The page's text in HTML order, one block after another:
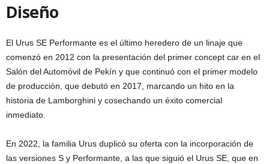
Diseño
El Urus SE Performante es el último heredero de un linaje que
comenzó en 2012 con la presentación del primer concept car en el
Salón del Automóvil de Pekín y que continuó con el primer modelo
de producción, que debutó en 2017, marcando un hito en la
historia de Lamborghini y cosechando un éxito comercial
inmediato.
En 2022, la familia Urus duplicó su oferta con la incorporación de
las versiones S y Performante, a las que siguió el Urus SE, que en